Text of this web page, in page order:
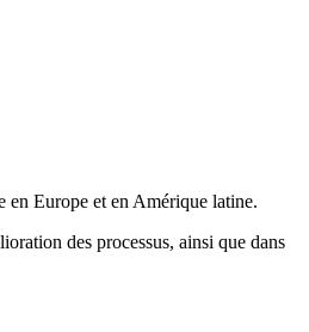
en Europe et en Amérique latine.
des processus, ainsi que dans